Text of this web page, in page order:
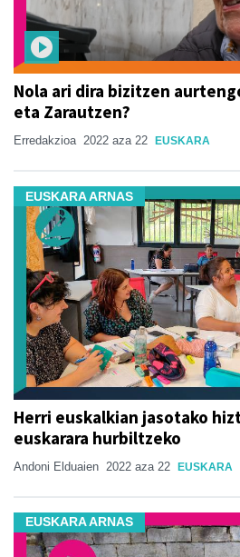
Nola ari dira bizitzen
eta Zarautzen?
Erredakzioa 2022 aza 22 EUSKARA
EUSKARA ARNAS
Herri euskalkian jasotako
euskarara hurbiltzeko
Andoni Elduaien 2022 aza 22 EUSKARA
EUSKARA ARNAS